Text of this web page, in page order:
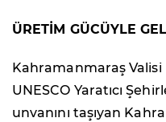
ÜRETİM GÜCÜYLE
Kahramanmaraş
UNESCO Yaratıcı
unvanını taşıyan